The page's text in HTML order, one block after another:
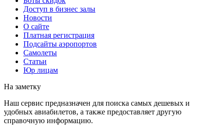
Доступ в бизнес залы
Новости
О сайте
Платная регистрация
Подсайты аэропортов
Самолеты
Статьи
Юр лицам
На заметку
Наш сервис предназначен для поиска самых дешевых и
удобных авиабилетов, а также предоставляет другую
справочную информацию.